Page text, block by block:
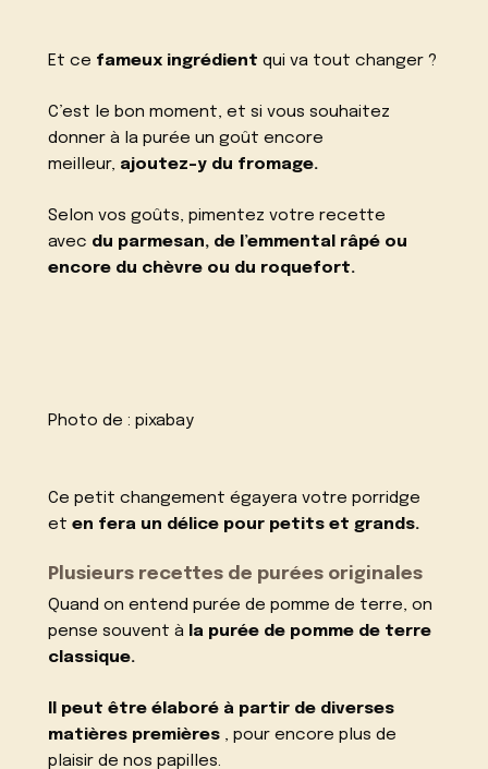
Et ce fameux ingrédient qui va tout changer ?
C’est le bon moment, et si vous souhaitez
donner à la purée un goût encore
meilleur, ajoutez-y du fromage.
Selon vos goûts, pimentez votre recette
avec du parmesan, de l’emmental râpé ou
encore du chèvre ou du roquefort.
Photo de :pixabay
Ce petit changement égayera votre porridge
eten fera un délice pour petits et grands.
Plusieurs recettes de purées originales
Quand on entend purée de pomme de terre, on
pense souvent à la purée de pomme de terre
classique.
Il peut être élaboré à partir de diverses
matières premières , pour encore plus de
plaisir de nos papilles.